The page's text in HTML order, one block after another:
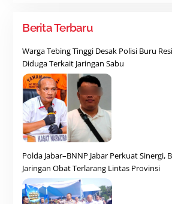
Berita Terbaru
Warga Tebing Tinggi Desak Polisi Buru
Diduga Terkait Jaringan Sabu
Polda Jabar–BNNP Jabar Perkuat Sinergi,
Jaringan Obat Terlarang Lintas Provinsi